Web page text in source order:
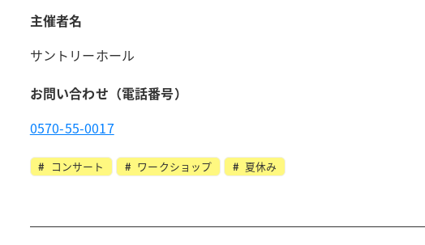
主催者名
サントリーホール
お問い合わせ（電話番号）
0570-55-0017
コンサート ワークショップ 夏休み